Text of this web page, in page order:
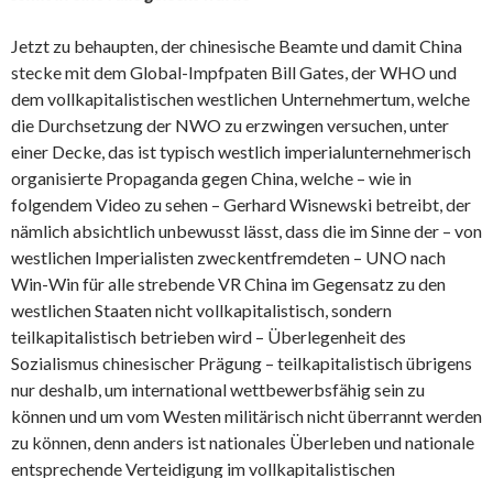
Jetzt zu behaupten, der chinesische Beamte und damit China
stecke mit dem Global-Impfpaten Bill Gates, der WHO und
dem vollkapitalistischen westlichen Unternehmertum, welche
die Durchsetzung der NWO zu erzwingen versuchen, unter
einer Decke, das ist typisch westlich imperialunternehmerisch
organisierte Propaganda gegen China, welche – wie in
folgendem Video zu sehen – Gerhard Wisnewski betreibt, der
nämlich absichtlich unbewusst lässt, dass die im Sinne der – von
westlichen Imperialisten zweckentfremdeten – UNO nach
Win-Win für alle strebende VR China im Gegensatz zu den
westlichen Staaten nicht vollkapitalistisch, sondern
teilkapitalistisch betrieben wird – Überlegenheit des
Sozialismus chinesischer Prägung – teilkapitalistisch übrigens
nur deshalb, um international wettbewerbsfähig sein zu
können und um vom Westen militärisch nicht überrannt werden
zu können, denn anders ist nationales Überleben und nationale
entsprechende Verteidigung im vollkapitalistischen